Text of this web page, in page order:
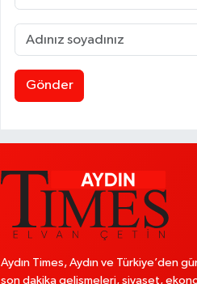
Gönder
Aydın Times, Aydın ve Türkiye’den
son dakika gelişmeleri, siyaset,